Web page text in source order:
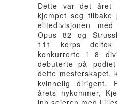
Dette var det året
kjempet seg
elitedivisjonen
Opus 82 og
111 korps
konkurrerte i 8
debuterte på
dette mesterskapet,
kvinnelig dirigent.
årets nykommer,